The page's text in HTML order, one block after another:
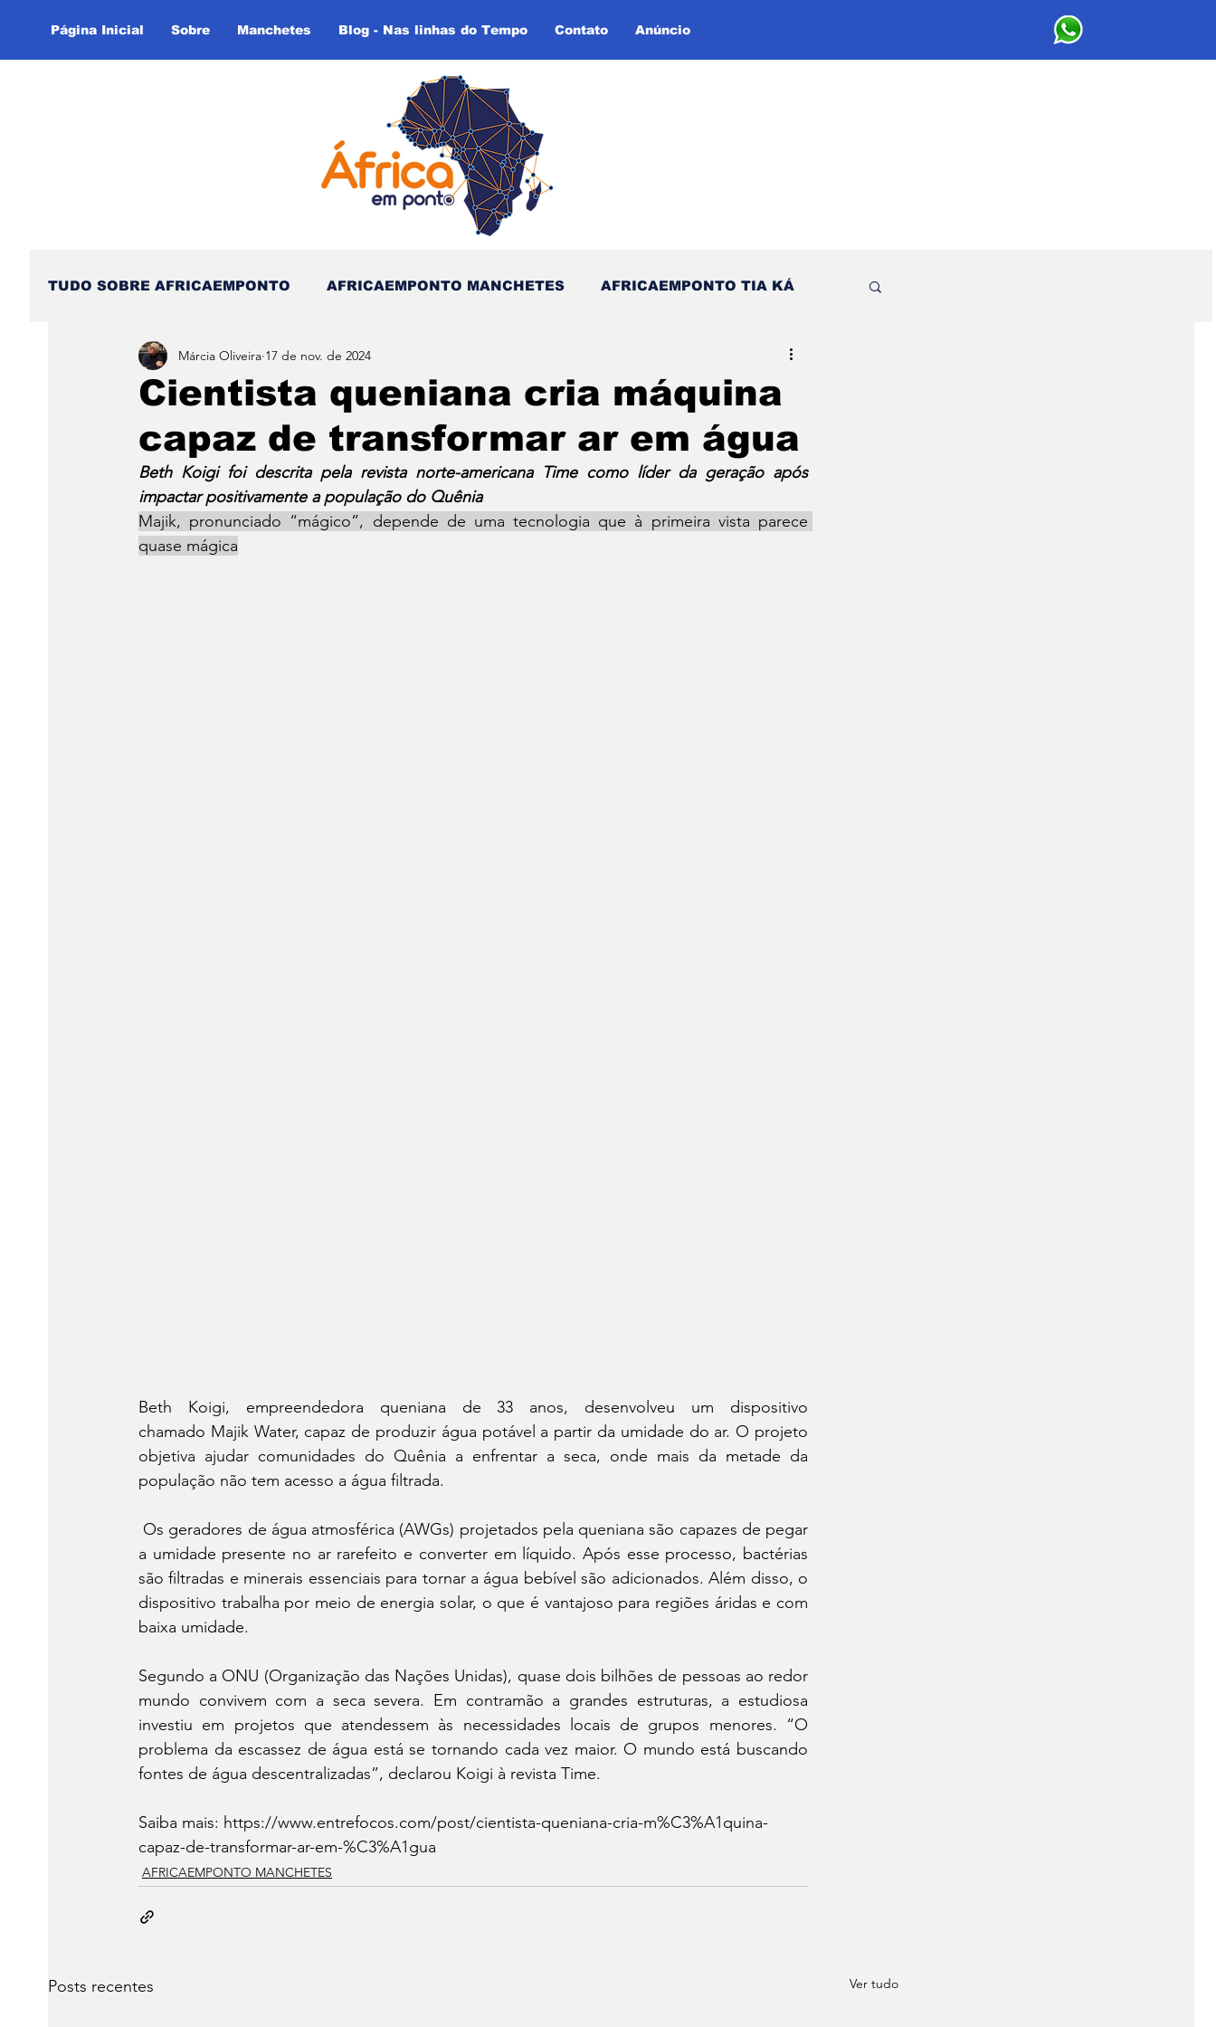
Página Inicial Sobre Manchetes Blog - Nas linhas do Tempo Contato Anúncio
TUDO SOBRE AFRICAEMPONTO AFRICAEMPONTO MANCHETES AFRICAEMPONTO TIA KÁ
Nas Linhas do Tempo - (Blog) Nas linhas do Tempo (Blog - Inglês)
Cientista queniana cria máquina
capaz de transformar ar em água
Márcia Oliveira 17 de nov. de 2024
Beth Koigi foi descrita pela revista norte-americana Time como líder da geração após
impactar positivamente a população do Quênia
Majik, pronunciado “mágico”, depende de uma tecnologia que à primeira vista parece
quase mágica
Beth Koigi, empreendedora queniana de 33 anos, desenvolveu um dispositivo
chamado Majik Water, capaz de produzir água potável a partir da umidade do ar. O projeto
objetiva ajudar comunidades do Quênia a enfrentar a seca, onde mais da metade da
população não tem acesso a água filtrada.
Os geradores de água atmosférica (AWGs) projetados pela queniana são capazes de pegar
a umidade presente no ar rarefeito e converter em líquido. Após esse processo, bactérias
são filtradas e minerais essenciais para tornar a água bebível são adicionados. Além disso, o
dispositivo trabalha por meio de energia solar, o que é vantajoso para regiões áridas e com
baixa umidade.
Segundo a ONU (Organização das Nações Unidas), quase dois bilhões de pessoas ao redor
mundo convivem com a seca severa. Em contramão a grandes estruturas, a estudiosa
investiu em projetos que atendessem às necessidades locais de grupos menores. “O
problema da escassez de água está se tornando cada vez maior. O mundo está buscando
fontes de água descentralizadas”, declarou Koigi à revista Time.
Saiba mais: https://www.entrefocos.com/post/cientista-queniana-cria-m%C3%A1quina-
capaz-de-transformar-ar-em-%C3%A1gua
AFRICAEMPONTO MANCHETES
Posts recentes Ver tudo